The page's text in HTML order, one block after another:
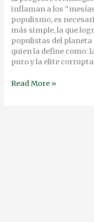
inflaman a los
populismo, es
más simple, la que
populistas del planeta
quien la define como:
puro y la elite
EN
LA
ELITE
Read More »